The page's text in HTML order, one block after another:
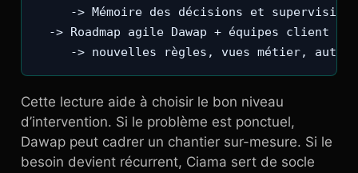
-> Mémoire des décisions et supervision
  -> Roadmap agile Dawap + équipes client
-> nouvelles règles, vues métier,
Cette lecture aide à choisir le bon niveau
d’intervention. Si le problème est ponctuel,
Dawap peut cadrer un chantier sur-mesure. Si le
besoin devient récurrent, Ciama sert de socle